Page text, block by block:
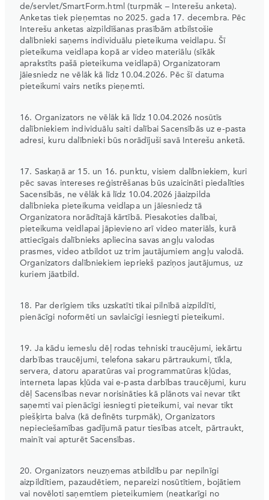
de/servlet/SmartForm.html (turpmāk – Interešu anketa).
Anketas tiek pieņemtas no 2025. gada 17. decembra. Pēc
Interešu anketas aizpildīšanas prasībām atbilstošie
dalībnieki saņems individuālu pieteikuma veidlapu. Šī
pieteikuma veidlapa kopā ar video materiālu (sīkāk
aprakstīts pašā pieteikuma veidlapā) Organizatoram
jāiesniedz ne vēlāk kā līdz 10.04.2026. Pēc šī datuma
pieteikumi vairs netiks pieņemti.
16. Organizators ne vēlāk kā līdz 10.04.2026 nosūtīs
dalībniekiem individuālu saiti dalībai Sacensībās uz e-pasta
adresi, kuru dalībnieki būs norādījuši savā Interešu anketā.
17. Saskaņā ar 15. un 16. punktu, visiem dalībniekiem, kuri
pēc savas intereses reģistrēšanas būs uzaicināti piedalīties
Sacensībās, ne vēlāk kā līdz 10.04.2026 jāaizpilda
dalībnieka pieteikuma veidlapa un jāiesniedz tā
Organizatora norādītajā kārtībā. Piesakoties dalībai,
pieteikuma veidlapai jāpievieno arī video materiāls, kurā
attiecīgais dalībnieks apliecina savas angļu valodas
prasmes, video atbildot uz trim jautājumiem angļu valodā.
Organizators dalībniekiem iepriekš paziņos jautājumus, uz
kuriem jāatbild.
18. Par derīgiem tiks uzskatīti tikai pilnībā aizpildīti,
pienācīgi noformēti un savlaicīgi iesniegti pieteikumi.
19. Ja kādu iemeslu dēļ rodas tehniski traucējumi, iekārtu
darbības traucējumi, telefona sakaru pārtraukumi, tīkla,
servera, datoru aparatūras vai programmatūras kļūdas,
interneta lapas kļūda vai e-pasta darbības traucējumi, kuru
dēļ Sacensības nevar norisināties kā plānots vai nevar tikt
saņemti vai pienācīgi iesniegti pieteikumi, vai nevar tikt
piešķirta balva (kā definēts turpmāk), Organizators
nepieciešamības gadījumā patur tiesības atcelt, pārtraukt,
mainīt vai apturēt Sacensības.
20. Organizators neuzņemas atbildību par nepilnīgi
aizpildītiem, pazaudētiem, nepareizi nosūtītiem, bojātiem
vai novēloti saņemtiem pieteikumiem (neatkarīgi no